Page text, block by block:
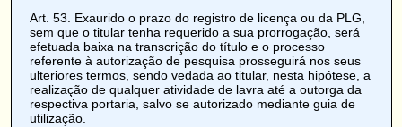
Art. 53. Exaurido o prazo do registro de licença ou da PLG,
sem que o titular tenha requerido a sua prorrogação, será
efetuada baixa na transcrição do título e o processo
referente à autorização de pesquisa prosseguirá nos seus
ulteriores termos, sendo vedada ao titular, nesta hipótese, a
realização de qualquer atividade de lavra até a outorga da
respectiva portaria, salvo se autorizado mediante guia de
utilização.